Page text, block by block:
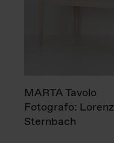
MARTA Tavolo
Fotografo: Lorenz
Sternbach